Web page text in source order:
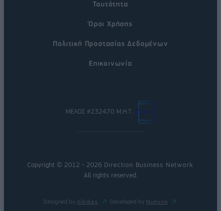
Ταυτότητα
Όροι Χρήσης
Πολιτική Προστασίας Δεδομένων
Επικοινωνία
ΜΕΛΟΣ #232470 Μ.Η.Τ.
Copyright © 2012 - 2026 Direction Business Network
All rights reserved.
Designed by nikolas Developed by Nuevvo